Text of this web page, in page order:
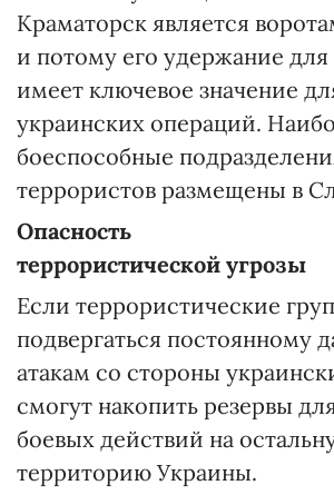
Краматорск является
и потому его удержание для
имеет ключевое значение
украинских операций.
боеспособные
террористов размещены в
Опасность
террористической угрозы
Если террористические
подвергаться постоянному
атакам со стороны
смогут накопить резервы
боевых действий на
территорию Украины.